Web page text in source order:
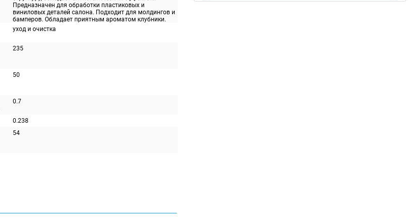
Предназначен для обработки пластиковых и
виниловых деталей салона. Подходит для молдингов и
бамперов. Обладает приятным ароматом клубники.
уход и очистка
235
50
0.7
0.238
54